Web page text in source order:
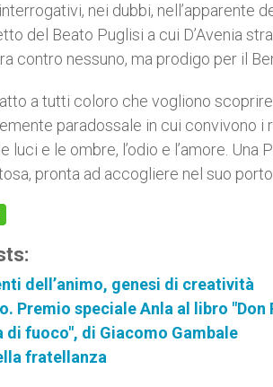
nei dubbi, nell’apparente
del Beato Puglisi a cui D’Avenia
contro nessuno, ma prodigo per il
a tutti coloro che vogliono
paradossale in cui convivono
luci e le ombre, l’odio e l’amore.
pronta ad accogliere nel suo porto
dell’animo, genesi di creatività
Premio speciale Anla al libro
di fuoco", di Giacomo Gambale
fratellanza